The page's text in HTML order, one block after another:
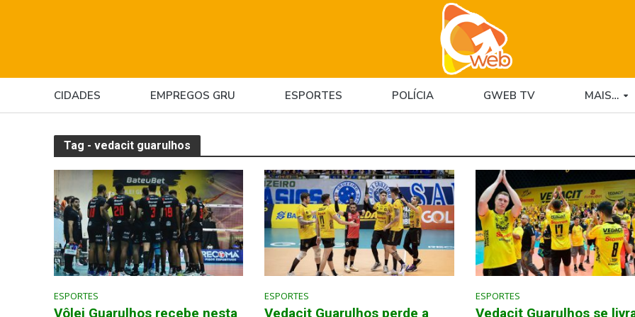
CIDADES EMPREGOS GRU ESPORTES POLÍCIA GWEB TV MAIS…
Tag - vedacit guarulhos
ESPORTES
Vôlei Guarulhos recebe nesta
ESPORTES
Vedacit Guarulhos perde a
ESPORTES
Vedacit Guarulhos se